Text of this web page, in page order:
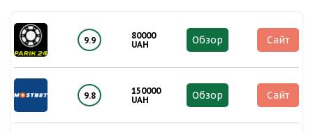
9.9
80000
UAH
Обзор Сайт
9.8
150000
UAH
Обзор Сайт